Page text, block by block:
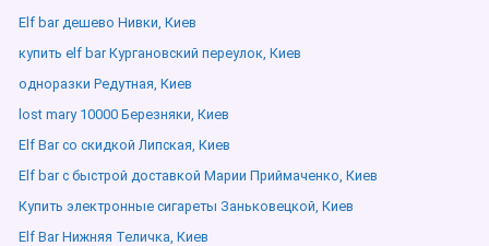
Elf bar дешево Нивки, Киев
купить elf bar Кургановский переулок, Киев
одноразки Редутная, Киев
lost mary 10000 Березняки, Киев
Elf Bar со скидкой Липская, Киев
Elf bar с быстрой доставкой Марии Приймаченко, Киев
Купить электронные сигареты Заньковецкой, Киев
Elf Bar Нижняя Теличка, Киев